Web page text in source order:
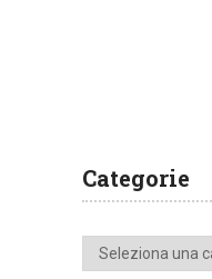
Categorie
Categorie